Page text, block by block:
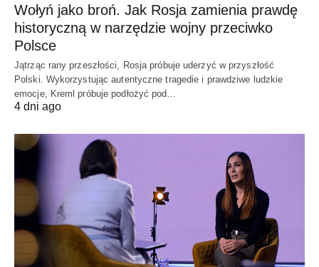
Wołyń jako broń. Jak Rosja zamienia prawdę
historyczną w narzędzie wojny przeciwko
Polsce
Jątrząc rany przeszłości, Rosja próbuje uderzyć w przyszłość
Polski. Wykorzystując autentyczne tragedie i prawdziwe ludzkie
emocje, Kreml próbuje podłożyć pod…
4 dni ago